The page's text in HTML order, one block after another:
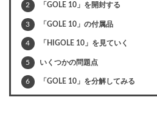
2 「GOLE 10」を開封する
3 「GOLE 10」の付属品
4 「HIGOLE 10」を見ていく
5 いくつかの問題点
6 「GOLE 10」を分解してみる